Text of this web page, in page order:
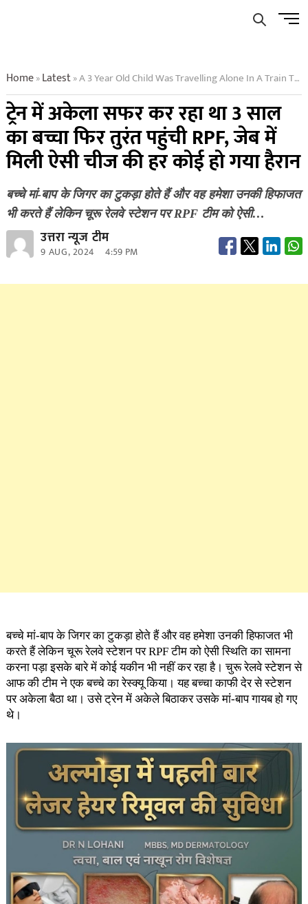
Menu
Home»Latest»A 3 Year Old Child Was Travelling Alone In A Train Then Rpf Reached Immediately Everyone Was Surprised To Find Such A Thing In His Pocket
ट्रेन में अकेला सफर कर रहा था 3 साल
का बच्चा फिर तुरंत पहुंची RPF, जेब में
मिली ऐसी चीज की हर कोई हो गया हैरान
बच्चे मां-बाप के जिगर का टुकड़ा होते हैं और वह हमेशा उनकी हिफाजत
भी करते हैं लेकिन चूरू रेलवे स्टेशन पर RPF टीम को ऐसी…
उत्तरा न्यूज टीम
9 AUG, 2024 4:59 PM
बच्चे मां-बाप के जिगर का टुकड़ा होते हैं और वह हमेशा उनकी हिफाजत भी
करते हैं लेकिन चूरू रेलवे स्टेशन पर RPF टीम को ऐसी स्थिति का सामना
करना पड़ा इसके बारे में कोई यकीन भी नहीं कर रहा है। चुरू रेलवे स्टेशन से
आफ की टीम ने एक बच्चे का रेस्क्यू किया। यह बच्चा काफी देर से स्टेशन
पर अकेला बैठा था। उसे ट्रेन में अकेले बिठाकर उसके मां-बाप गायब हो गए
थे।